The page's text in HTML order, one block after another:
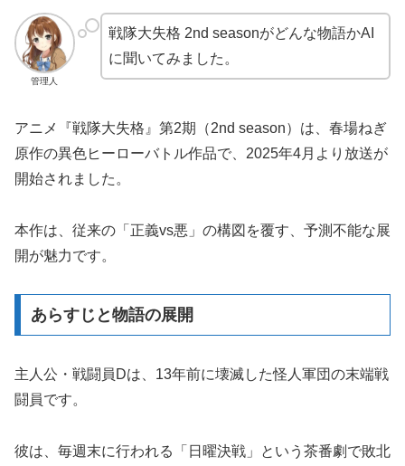
管理人
戦隊大失格 2nd seasonがどんな物語かAI
に聞いてみました。
アニメ『戦隊大失格』第2期（2nd season）は、春場ねぎ
原作の異色ヒーローバトル作品で、2025年4月より放送が
開始されました。
本作は、従来の「正義vs悪」の構図を覆す、予測不能な展
開が魅力です。
あらすじと物語の展開
主人公・戦闘員Dは、13年前に壊滅した怪人軍団の末端戦
闘員です。
彼は、毎週末に行われる「日曜決戦」という茶番劇で敗北